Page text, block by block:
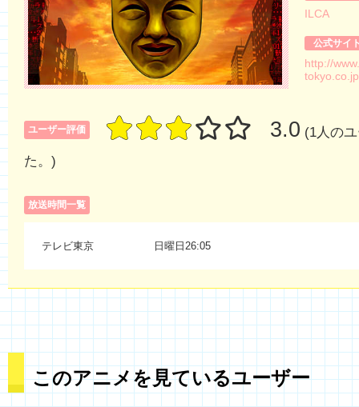
ILCA
公式サイ
http://
ユーザー評価 3.0 (1人の
た。)
放送時間一覧
テレビ東京 日曜日26:05
このアニメを見ているユーザー